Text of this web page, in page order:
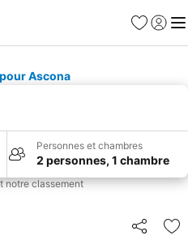
Favoris
Se
Ascona
Personnes et chambres
2 personnes, 1 chambre
notre classement
Partager